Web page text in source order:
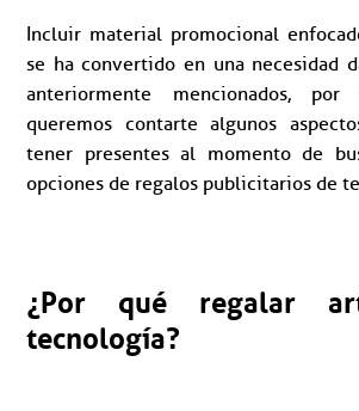
Incluir material promocional
se ha convertido en una necesidad
anteriormente mencionados,
queremos contarte algunos
tener presentes al momento de
opciones de regalos publicitarios de
¿Por qué regalar
tecnología?